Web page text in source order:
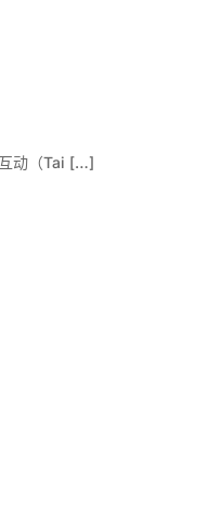
动（Tai […]